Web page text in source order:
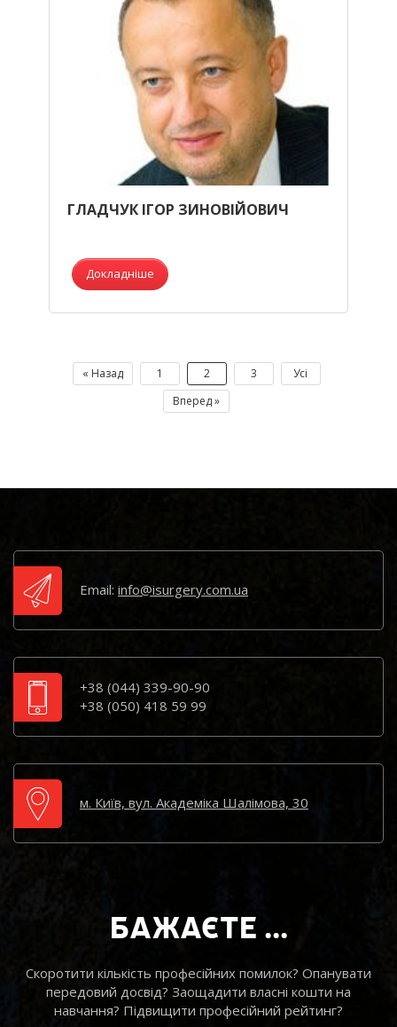
ГЛАДЧУК ІГОР ЗИНОВІЙОВИЧ
Докладніше
« Назад 1 2 3
Усі
Вперед »
Email: info@isurgery.com.ua
+38 (044) 339-90-90
+38 (050) 418 59 99
м. Київ, вул. Академіка Шалімова, 30
БАЖАЄТЕ ...
Скоротити кількість професійних помилок? Опанувати
передовий досвід? Заощадити власні кошти на
навчання? Підвищити професійний рейтинг?